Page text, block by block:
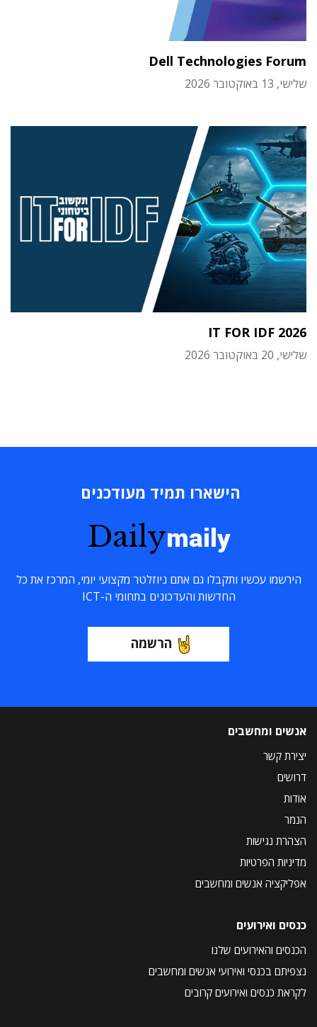
Dell Technologies Forum
שלישי, 13 באוקטובר 2026
IT FOR IDF 2026
שלישי, 20 באוקטובר 2026
הישארו תמיד מעודכנים
Dailymaily
הירשמו עכשיו ותקבלו גם אתם ניוזלטר מקצועי יומי, המרכז את כל
החדשות והעדכונים בתחומי ה-ICT
הרשמה
אנשים ומחשבים
יצירת קשר
דרושים
אודות
הנמר
הצהרת נגישות
מדיניות הפרטיות
אפליקציה אנשים ומחשבים
כנסים ואירועים
הכנסים והאירועים שלנו
נצפיתם בכנסי ואירועי אנשים ומחשבים
לקראת כנסים ואירועים קרובים